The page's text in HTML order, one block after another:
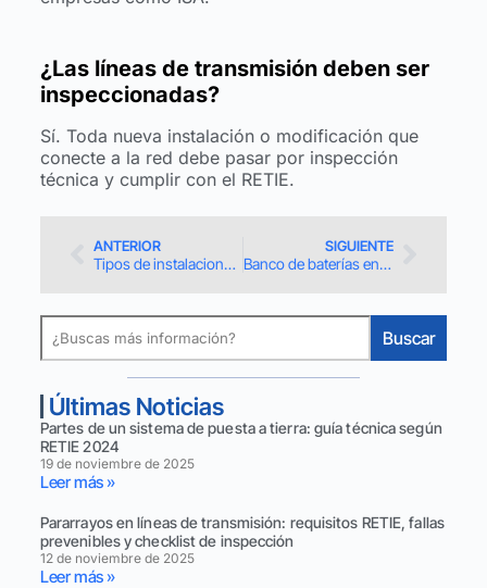
¿Las líneas de transmisión deben ser
inspeccionadas?
Sí. Toda nueva instalación o modificación que
conecte a la red debe pasar por inspección
técnica y cumplir con el RETIE.
ANTERIOR
Tipos de instalaciones eléctricas provisionales según el RETIE 2024
SIGUIENTE
Banco de baterías en subestaciones eléctricas: requisitos RETIE y proceso de inspección
Buscar
Últimas Noticias
Partes de un sistema de puesta a tierra: guía técnica según
RETIE 2024
19 de noviembre de 2025
Leer más »
Pararrayos en líneas de transmisión: requisitos RETIE, fallas
prevenibles y checklist de inspección
12 de noviembre de 2025
Leer más »